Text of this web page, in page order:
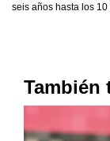
seis años hasta los
También